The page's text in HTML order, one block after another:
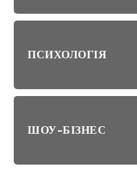
ПСИХОЛОГІЯ
ШОУ-БІЗНЕС